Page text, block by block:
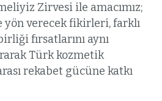
Zirvesi ile amacımız;
yön verecek fikirleri, farklı
fırsatlarını aynı
Türk kozmetik
rekabet gücüne katkı